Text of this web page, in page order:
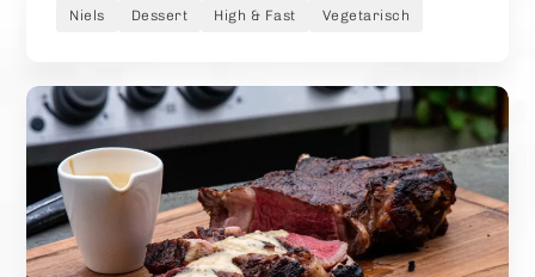
Niels Dessert High & Fast Vegetarisch